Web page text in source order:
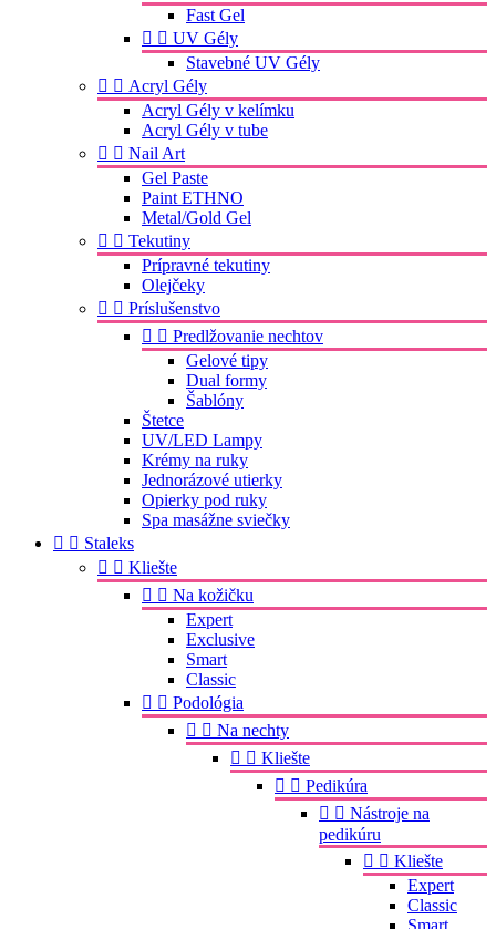
Fast Gel
  UV Gély
Stavebné UV Gély
  Acryl Gély
Acryl Gély v kelímku
Acryl Gély v tube
  Nail Art
Gel Paste
Paint ETHNO
Metal/Gold Gel
  Tekutiny
Prípravné tekutiny
Olejčeky
  Príslušenstvo
  Predlžovanie nechtov
Gelové tipy
Dual formy
Šablóny
Štetce
UV/LED Lampy
Krémy na ruky
Jednorázové utierky
Opierky pod ruky
Spa masážne sviečky
  Staleks
  Kliešte
  Na kožičku
Expert
Exclusive
Smart
Classic
  Podológia
  Na nechty
  Kliešte
  Pedikúra
  Nástroje na
pedikúru
  Kliešte
Expert
Classic
Smart